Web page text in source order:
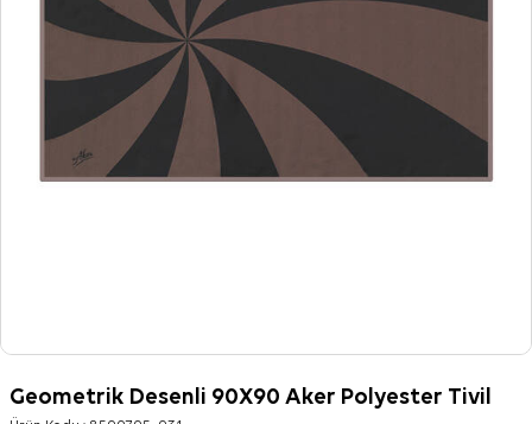
Geometrik Desenli 90X90 Aker Polyester Tivil